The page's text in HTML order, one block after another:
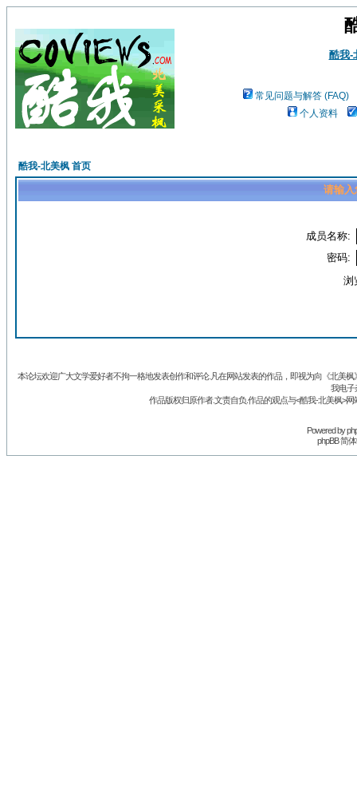
酷我-
常见问题与解答 (FAQ)
个人资料
酷我-北美枫 首页
请输入
成员名称:
密码:
浏
本论坛欢迎广大文学爱好者不拘一格地发表创作和评论.凡在网站发表的作品，即视为向《北美
我电子
作品版权归原作者.文责自负.作品的观点与<酷我-北美枫>
Powered by
phpBB 简